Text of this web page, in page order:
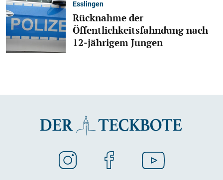
Esslingen
Rücknahme der
Öffentlichkeitsfahndung nach
12-jährigem Jungen